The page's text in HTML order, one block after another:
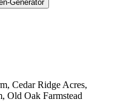
Generator
Cedar Ridge Acres,
Old Oak Farmstead